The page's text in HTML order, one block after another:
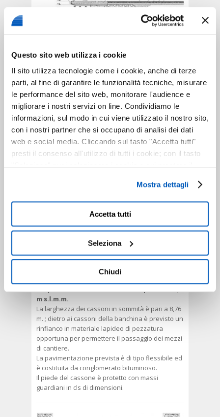
Questo sito web utilizza i cookie
Il sito utilizza tecnologie come i cookie, anche di terze
parti, al fine di garantire le funzionalità tecniche, misurare
le performance del sito web, monitorare l'audience e
migliorare i nostri servizi on line. Condividiamo le
informazioni, sul modo in cui viene utilizzato il nostro sito,
con i nostri partner che si occupano di analisi dei dati
web e social media. Cliccando sul tasto "Accetta tutti"
presti il consenso all'utilizzo di tutti i cookie; con il tasto
"Seleziona" puoi selezionare i cookie a cui prestare il
destra puoi continuare la navigazione solo con l'utilizzo
dei cookie necessari. Per saperne di più ed
eventualmente modificare il tuo consenso, consulta
l'Informativa suCookiesePrivacy. È possibile
consenso in qualsiasi momento, accedendo al pannello
Mostra Dettagli.
Mostra dettagli
Accetta tutti
Seleziona
Chiudi
Banchina a cassoni, pontile a giorno e piazzali
L’intervento prevede la realizzazione della
banchina di ormeggio lunga 356 m che sarà
costituita per i primi 150 m da 5 cassoni cellulari
prefabbricati in c.a. imbasati a quota -7.70 m
l.m.m. e per i restanti 206 m da un pontile su pali
trivellati.
conto dello spessore del solettone di fondo la
profondità utile al piede della banchina risulterà
essere di 7.0 m. La posa del cassone è prevista a
quota -7,70 m l.m.m. su uno scanno di pietrame
imbasato a quota -9,0 m s.l.m.m. e quindi con uno
spessore di 1.3 m.
La quota di sommità degli elementi prefabbricati
è +1,0 m s.l.m.m., mentre lo spessore del getto di
seconda fase per la realizzazione della
sovrastruttura (o trave di coronamento) è di 1 m.
m s.l.m.m.
La larghezza dei cassoni in sommità è pari a 8,76
m. ; dietro ai cassoni della banchina è previsto un
rinfianco in materiale lapideo di pezzatura
opportuna per permettere il passaggio dei mezzi
di cantiere.
La pavimentazione prevista è di tipo flessibile ed
è costituita da conglomerato bituminoso.
Il piede del cassone è protetto con massi
guardiani in cls di dimensioni.